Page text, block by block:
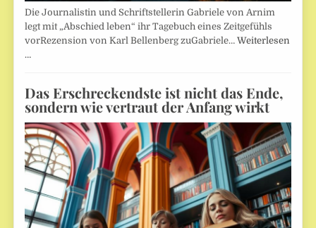
Die Journalistin und Schriftstellerin Gabriele von Arnim
legt mit „Abschied leben“ ihr Tagebuch eines Zeitgefühls
vorRezension von Karl Bellenberg zuGabriele…Weiterlesen
…
Das Erschreckendste ist nicht das Ende,
sondern wie vertraut der Anfang wirkt